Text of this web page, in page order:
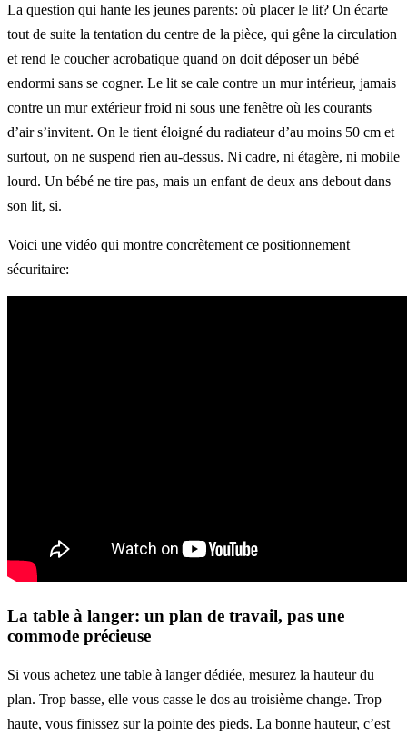
La question qui hante les jeunes parents: où placer le lit? On écarte
tout de suite la tentation du centre de la pièce, qui gêne la circulation
et rend le coucher acrobatique quand on doit déposer un bébé
endormi sans se cogner. Le lit se cale contre un mur intérieur, jamais
contre un mur extérieur froid ni sous une fenêtre où les courants
d’air s’invitent. On le tient éloigné du radiateur d’au moins 50 cm et
surtout, on ne suspend rien au-dessus. Ni cadre, ni étagère, ni mobile
lourd. Un bébé ne tire pas, mais un enfant de deux ans debout dans
son lit, si.
Voici une vidéo qui montre concrètement ce positionnement
sécuritaire:
La table à langer: un plan de travail, pas une
commode précieuse
Si vous achetez une table à langer dédiée, mesurez la hauteur du
plan. Trop basse, elle vous casse le dos au troisième change. Trop
haute, vous finissez sur la pointe des pieds. La bonne hauteur, c’est